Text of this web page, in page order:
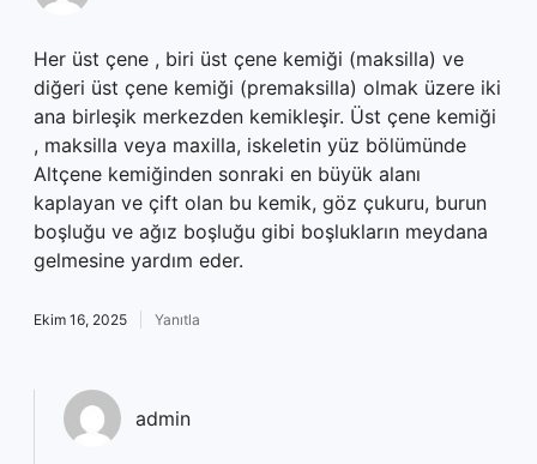
Her üst çene , biri üst çene kemiği (maksilla) ve
diğeri üst çene kemiği (premaksilla) olmak üzere iki
ana birleşik merkezden kemikleşir. Üst çene kemiği
, maksilla veya maxilla, iskeletin yüz bölümünde
Altçene kemiğinden sonraki en büyük alanı
kaplayan ve çift olan bu kemik, göz çukuru, burun
boşluğu ve ağız boşluğu gibi boşlukların meydana
gelmesine yardım eder.
Ekim 16, 2025 Yanıtla
admin